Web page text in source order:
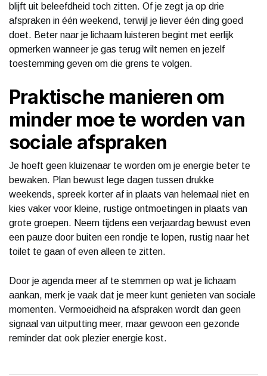
blijft uit beleefdheid toch zitten. Of je zegt ja op drie
afspraken in één weekend, terwijl je liever één ding goed
doet. Beter naar je lichaam luisteren begint met eerlijk
opmerken wanneer je gas terug wilt nemen en jezelf
toestemming geven om die grens te volgen.
Praktische manieren om
minder moe te worden van
sociale afspraken
Je hoeft geen kluizenaar te worden om je energie beter te
bewaken. Plan bewust lege dagen tussen drukke
weekends, spreek korter af in plaats van helemaal niet en
kies vaker voor kleine, rustige ontmoetingen in plaats van
grote groepen. Neem tijdens een verjaardag bewust even
een pauze door buiten een rondje te lopen, rustig naar het
toilet te gaan of even alleen te zitten.
Door je agenda meer af te stemmen op wat je lichaam
aankan, merk je vaak dat je meer kunt genieten van sociale
momenten. Vermoeidheid na afspraken wordt dan geen
signaal van uitputting meer, maar gewoon een gezonde
reminder dat ook plezier energie kost.